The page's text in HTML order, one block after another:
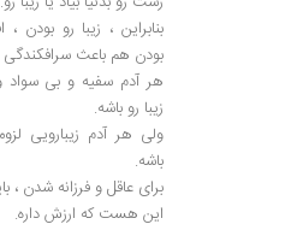
بنابراین ، زیبا رو بودن
بودن هم باعث
هر آدم سفیه و بی سواد
زیبا رو باشه.
ولی هر آدم زیبارویی
باشه.
برای عاقل و فرزانه شدن
این هست که ارزش داره.